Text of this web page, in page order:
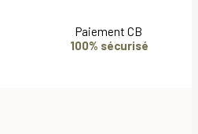
Paiement CB
100% sécurisé